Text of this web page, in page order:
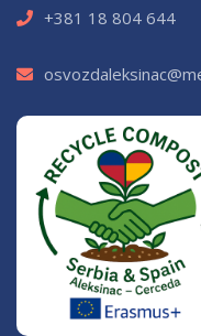
+381 18 804 644